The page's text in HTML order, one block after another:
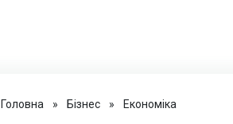
Головна » Бізнес » Економіка